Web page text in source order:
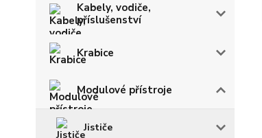
Kabely, vodiče,
příslušenství
Krabice
Modulové přístroje
Jističe